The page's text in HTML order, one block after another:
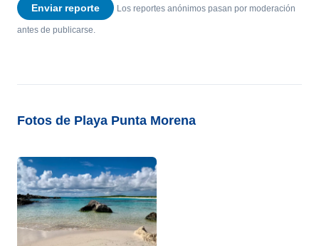
Enviar reporte Los reportes anónimos pasan por moderación
antes de publicarse.
Fotos de Playa Punta Morena